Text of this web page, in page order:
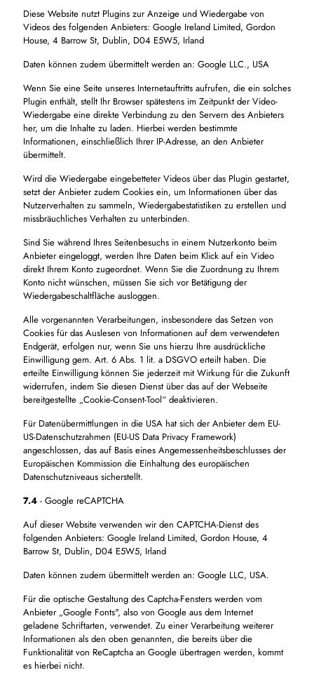
Diese Website nutzt Plugins zur Anzeige und Wiedergabe von
Videos des folgenden Anbieters: Google Ireland Limited, Gordon
House, 4 Barrow St, Dublin, D04 E5W5, Irland
Daten können zudem übermittelt werden an: Google LLC., USA
Wenn Sie eine Seite unseres Internetauftritts aufrufen, die ein solches
Plugin enthält, stellt Ihr Browser spätestens im Zeitpunkt der Video-
Wiedergabe eine direkte Verbindung zu den Servern des Anbieters
her, um die Inhalte zu laden. Hierbei werden bestimmte
Informationen, einschließlich Ihrer IP-Adresse, an den Anbieter
übermittelt.
Wird die Wiedergabe eingebetteter Videos über das Plugin gestartet,
setzt der Anbieter zudem Cookies ein, um Informationen über das
Nutzerverhalten zu sammeln, Wiedergabestatistiken zu erstellen und
missbräuchliches Verhalten zu unterbinden.
Sind Sie während Ihres Seitenbesuchs in einem Nutzerkonto beim
Anbieter eingeloggt, werden Ihre Daten beim Klick auf ein Video
direkt Ihrem Konto zugeordnet. Wenn Sie die Zuordnung zu Ihrem
Konto nicht wünschen, müssen Sie sich vor Betätigung der
Wiedergabeschaltfläche ausloggen.
Alle vorgenannten Verarbeitungen, insbesondere das Setzen von
Cookies für das Auslesen von Informationen auf dem verwendeten
Endgerät, erfolgen nur, wenn Sie uns hierzu Ihre ausdrückliche
Einwilligung gem. Art. 6 Abs. 1 lit. a DSGVO erteilt haben. Die
erteilte Einwilligung können Sie jederzeit mit Wirkung für die Zukunft
widerrufen, indem Sie diesen Dienst über das auf der Webseite
bereitgestellte „Cookie-Consent-Tool“ deaktivieren.
Für Datenübermittlungen in die USA hat sich der Anbieter dem EU-
US-Datenschutzrahmen (EU-US Data Privacy Framework)
angeschlossen, das auf Basis eines Angemessenheitsbeschlusses der
Europäischen Kommission die Einhaltung des europäischen
Datenschutzniveaus sicherstellt.
7.4 - Google reCAPTCHA
Auf dieser Website verwenden wir den CAPTCHA-Dienst des
folgenden Anbieters: Google Ireland Limited, Gordon House, 4
Barrow St, Dublin, D04 E5W5, Irland
Daten können zudem übermittelt werden an: Google LLC, USA.
Für die optische Gestaltung des Captcha-Fensters werden vom
Anbieter „Google Fonts", also von Google aus dem Internet
geladene Schriftarten, verwendet. Zu einer Verarbeitung weiterer
Informationen als den oben genannten, die bereits über die
Funktionalität von ReCaptcha an Google übertragen werden, kommt
es hierbei nicht.